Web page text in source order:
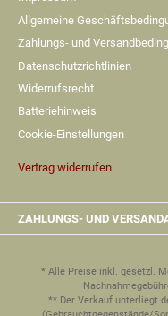
Allgemeine
Zahlungs- und
Datenschutzrichtlinien
Widerrufsrecht
Batteriehinweis
Cookie-Einstellungen
Vertrag widerrufen
ZAHLUNGS- UND
* Alle Preise inkl. gesetzl.
** Der Verkauf unterliegt